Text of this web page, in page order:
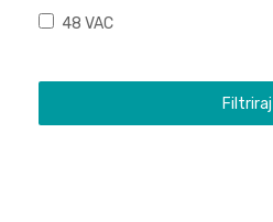
48 VAC
Filtriraj